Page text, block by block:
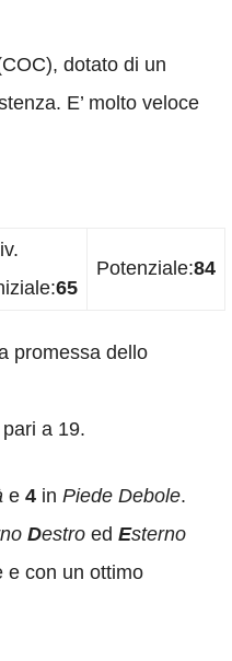
dotato di un
E’ molto veloce
65
Potenziale:84
promessa dello
a 19.
e 4 in Piede Debole.
Destro ed Esterno
e con un ottimo